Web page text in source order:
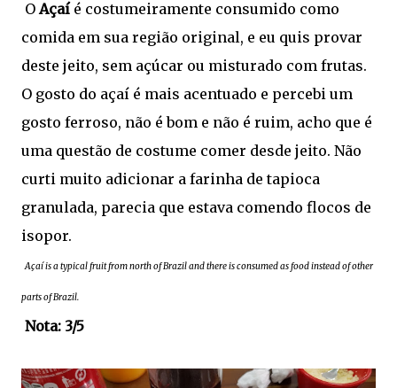
OAçaí é costumeiramente consumido como
comida em sua região original, e eu quis provar
deste jeito, sem açúcar ou misturado com frutas.
O gosto do açaí é mais acentuado e percebi um
gosto ferroso, não é bom e não é ruim, acho que é
uma questão de costume comer desde jeito. Não
curti muito adicionar a farinha de tapioca
granulada, parecia que estava comendo flocos de
isopor.
Açaí is a typical fruit from north of Brazil and there is consumed as food instead of other
parts of Brazil.
Nota: 3/5